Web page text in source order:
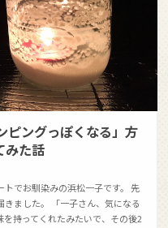
ピングっぽくなる」方
みた話
でお馴染みの浜松一子です。 先
ました。 「一子さん、気になる
持ってくれたみたいで、その後2